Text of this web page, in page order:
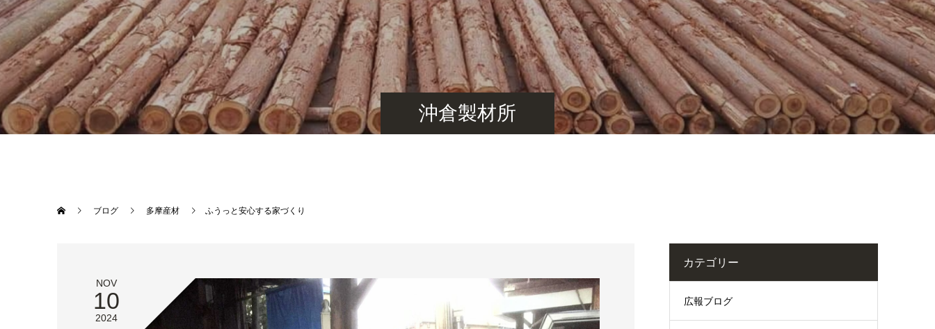
沖倉製材所
ブログ 多摩産材 ふうっと安心する家づくり
NOV
10
2024
カテゴリー
広報ブログ